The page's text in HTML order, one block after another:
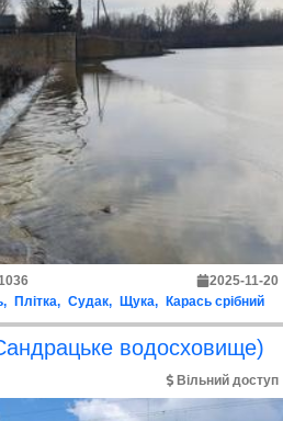
2025-11-20
Плітка Судак Щука Карась срібний
водосховище)
Вільний доступ